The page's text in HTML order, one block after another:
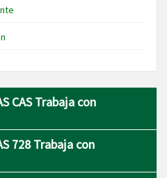
CAS Trabaja con
728 Trabaja con